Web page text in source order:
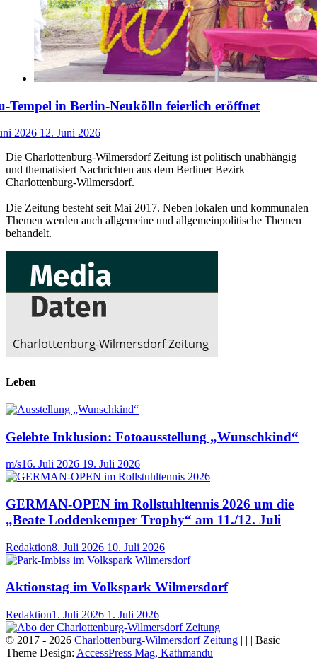
Tempel in Berlin-Neukölln feierlich eröffnet
2026 12. Juni 2026
Die Charlottenburg-Wilmersdorf Zeitung ist politisch unabhängig
und thematisiert Nachrichten aus dem Berliner Bezirk
Charlottenburg-Wilmersdorf.
Die Zeitung besteht seit Mai 2017. Neben lokalen und kommunalen
Themen werden auch allgemeine und allgemeinpolitische Themen
behandelt.
Leben
Gelebte Inklusion: Fotoausstellung „Wunschkind“
m/s16. Juli 2026 19. Juli 2026
GERMAN-OPEN im Rollstuhltennis 2026 um die
„Beate Loddenkemper Trophy“ am 11./12. Juli
Redaktion8. Juli 2026 10. Juli 2026
Aktionstag im Volkspark Wilmersdorf
Redaktion1. Juli 2026 1. Juli 2026
© 2017 - 2026 Charlottenburg-Wilmersdorf Zeitung | | | Basic
Theme Design: AccessPress Mag, Kathmandu